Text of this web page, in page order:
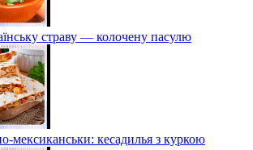
страву — колочену пасулю
мексиканськи: кесадилья з куркою